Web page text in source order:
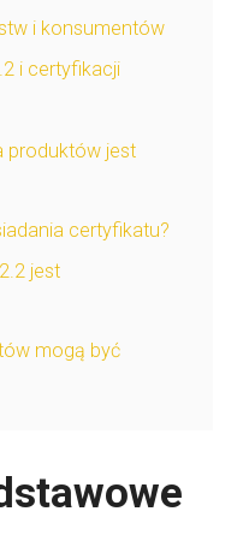
i konsumentów
i certyfikacji
produktów jest
certyfikatu?
jest
mogą być